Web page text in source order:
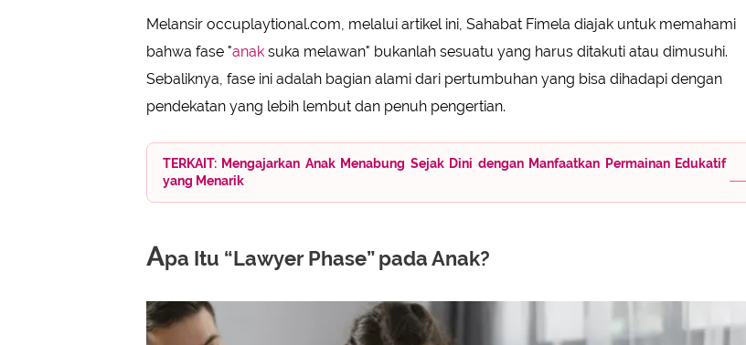
Melansir occuplaytional.com, melalui artikel ini, Sahabat Fimela diajak untuk memahami
bahwa fase "anak suka melawan" bukanlah sesuatu yang harus ditakuti atau dimusuhi.
Sebaliknya, fase ini adalah bagian alami dari pertumbuhan yang bisa dihadapi dengan
pendekatan yang lebih lembut dan penuh pengertian.
TERKAIT: Mengajarkan Anak Menabung Sejak Dini dengan Manfaatkan Permainan Edukatif
yang Menarik
Apa Itu “Lawyer Phase” pada Anak?